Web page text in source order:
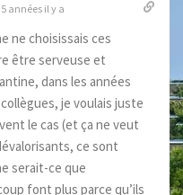
5 années il y a
ne choisissais ces
être serveuse et
dans les années
je voulais juste
le cas (et ça ne veut
ce sont
serait-ce que
font plus parce qu’ils